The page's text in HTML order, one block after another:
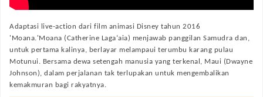
Adaptasi live-action dari film animasi Disney tahun 2016
'Moana.'Moana (Catherine Laga‘aia) menjawab panggilan Samudra dan,
untuk pertama kalinya, berlayar melampaui terumbu karang pulau
Motunui. Bersama dewa setengah manusia yang terkenal, Maui (Dwayne
Johnson), dalam perjalanan tak terlupakan untuk mengembalikan
kemakmuran bagi rakyatnya.